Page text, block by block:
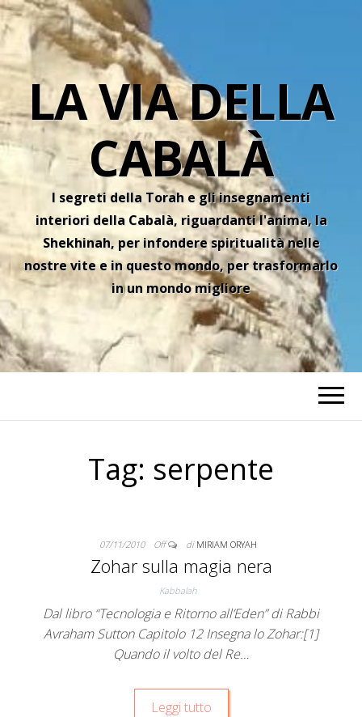
LA VIA DELLA
CABALÀ
I segreti della Torah e gli insegnamenti
interiori della Cabalà, riguardanti l'anima, la
Shekhinah, per infondere spiritualità nelle
nostre vite e in questo mondo, per trasformarlo
in un mondo migliore
Tag: serpente
07/11/2010 Off di MIRIAM ORYAH
Zohar sulla magia nera
Kabbalah
Dal libro “Tecnologia e Ritorno all’Eden” di Rabbi
Avraham Sutton Capitolo 12 Insegna lo Zohar:[1]
Quando il volto del Re…
Leggi tutto